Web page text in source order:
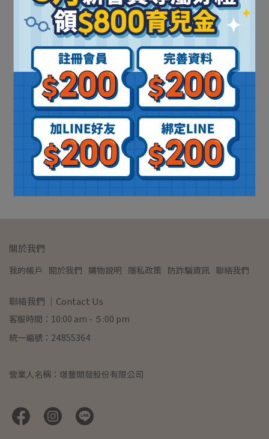
QPlay Miniby多功能兒童
自行車16吋
NT$3,380NT$4,280
加入購物車
關於我們
我的帳戶 關於我們 購物說明 隱私政策 防詐騙資訊 聯絡我們
聯絡我們 ｜Contact Us
客服時間：10:00 am - ５:00 pm
統一編號：24855364
營業人名稱：璟豐開發股份有限公司